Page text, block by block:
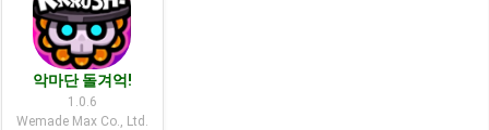
악마단 돌겨억!
1.0.6
Wemade Max Co., Ltd.